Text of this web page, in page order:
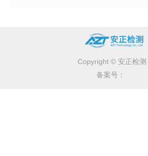
Copyright © 安正检测
备案号：